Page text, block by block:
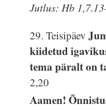
Jutlus: Hb
29. Teisipäev
kiidetud
tema päralt on
2,20
Aamen!